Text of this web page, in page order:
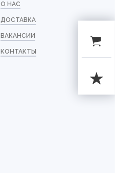
О НАС
ДОСТАВКА
ВАКАНСИИ
КОНТАКТЫ